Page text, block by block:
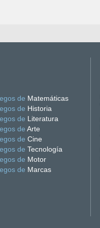
de Matemáticas
de Historia
de Literatura
de Arte
de Cine
de Tecnología
de Motor
de Marcas